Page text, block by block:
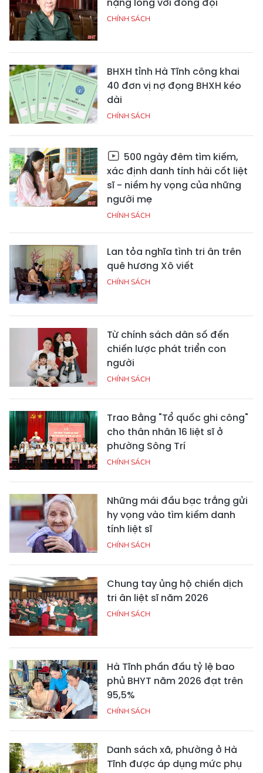
nặng lòng với đồng đội
CHÍNH SÁCH
BHXH tỉnh Hà Tĩnh công khai
40 đơn vị nợ đọng BHXH kéo
dài
CHÍNH SÁCH
500 ngày đêm tìm kiếm,
xác định danh tính hài cốt liệt
sĩ - niềm hy vọng của những
người mẹ
CHÍNH SÁCH
Lan tỏa nghĩa tình tri ân trên
quê hương Xô viết
CHÍNH SÁCH
Từ chính sách dân số đến
chiến lược phát triển con
người
CHÍNH SÁCH
Trao Bằng "Tổ quốc ghi công"
cho thân nhân 16 liệt sĩ ở
phường Sông Trí
CHÍNH SÁCH
Những mái đầu bạc trắng gửi
hy vọng vào tìm kiếm danh
tính liệt sĩ
CHÍNH SÁCH
Chung tay ủng hộ chiến dịch
tri ân liệt sĩ năm 2026
CHÍNH SÁCH
Hà Tĩnh phấn đấu tỷ lệ bao
phủ BHYT năm 2026 đạt trên
95,5%
CHÍNH SÁCH
Danh sách xã, phường ở Hà
Tĩnh được áp dụng mức phụ